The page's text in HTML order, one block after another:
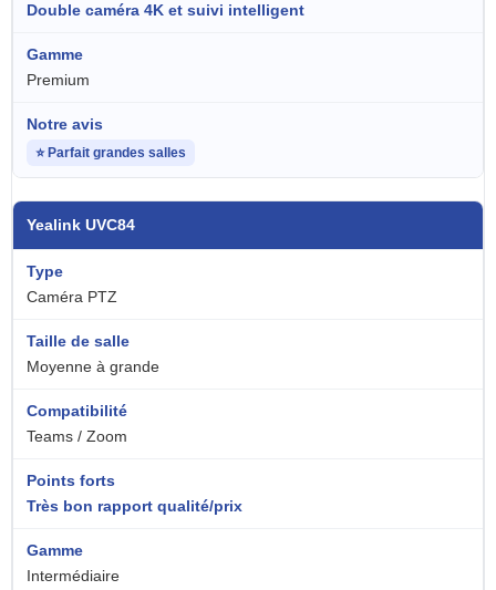
Double caméra 4K et suivi intelligent
Premium
⭐ Parfait grandes salles
Yealink UVC84
Caméra PTZ
Moyenne à grande
Teams / Zoom
Très bon rapport qualité/prix
Intermédiaire